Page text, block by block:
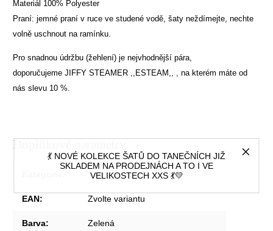
💃 NOVÉ KOLEKCE ŠATŮ DO TANEČNÍCH JIŽ
SKLADEM NA PRODEJNÁCH A TO I VE
VELIKOSTECH XXS 💃💛
Materiál 100% Polyester
Praní: jemné praní v ruce ve studené vodě, šaty neždímejte, nechte
volně uschnout na ramínku.
Pro snadnou údržbu (žehlení) je nejvhodnější pára,
doporučujemeJIFFY STEAMER ,,ESTEAM,,
, na kterém máte od
nás slevu 10 %.
Doplňkové parametry
Šaty
EAN: Zvolte variantu
Barva: Zelená